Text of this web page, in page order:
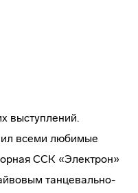
выступлений.
всеми любимые
ССК «Электрон»
танцевально-